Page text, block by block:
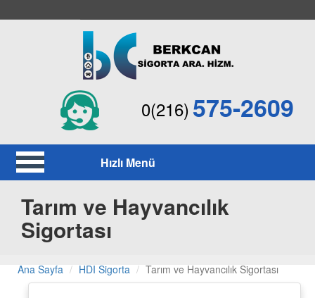
575-2609
0(216)
Hızlı Menü
Tarım ve Hayvancılık
Sigortası
Ana Sayfa HDI Sigorta Tarım ve Hayvancılık Sigortası